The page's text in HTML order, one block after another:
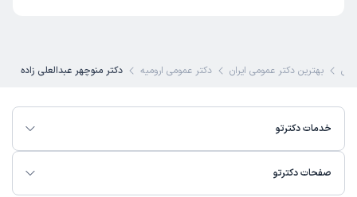
بهترین دکتر عمومی ایران دکتر عمومی ارومیه دکتر منوچهر عبدالعلی زاده
خدمات دکترتو
صفحات دکترتو